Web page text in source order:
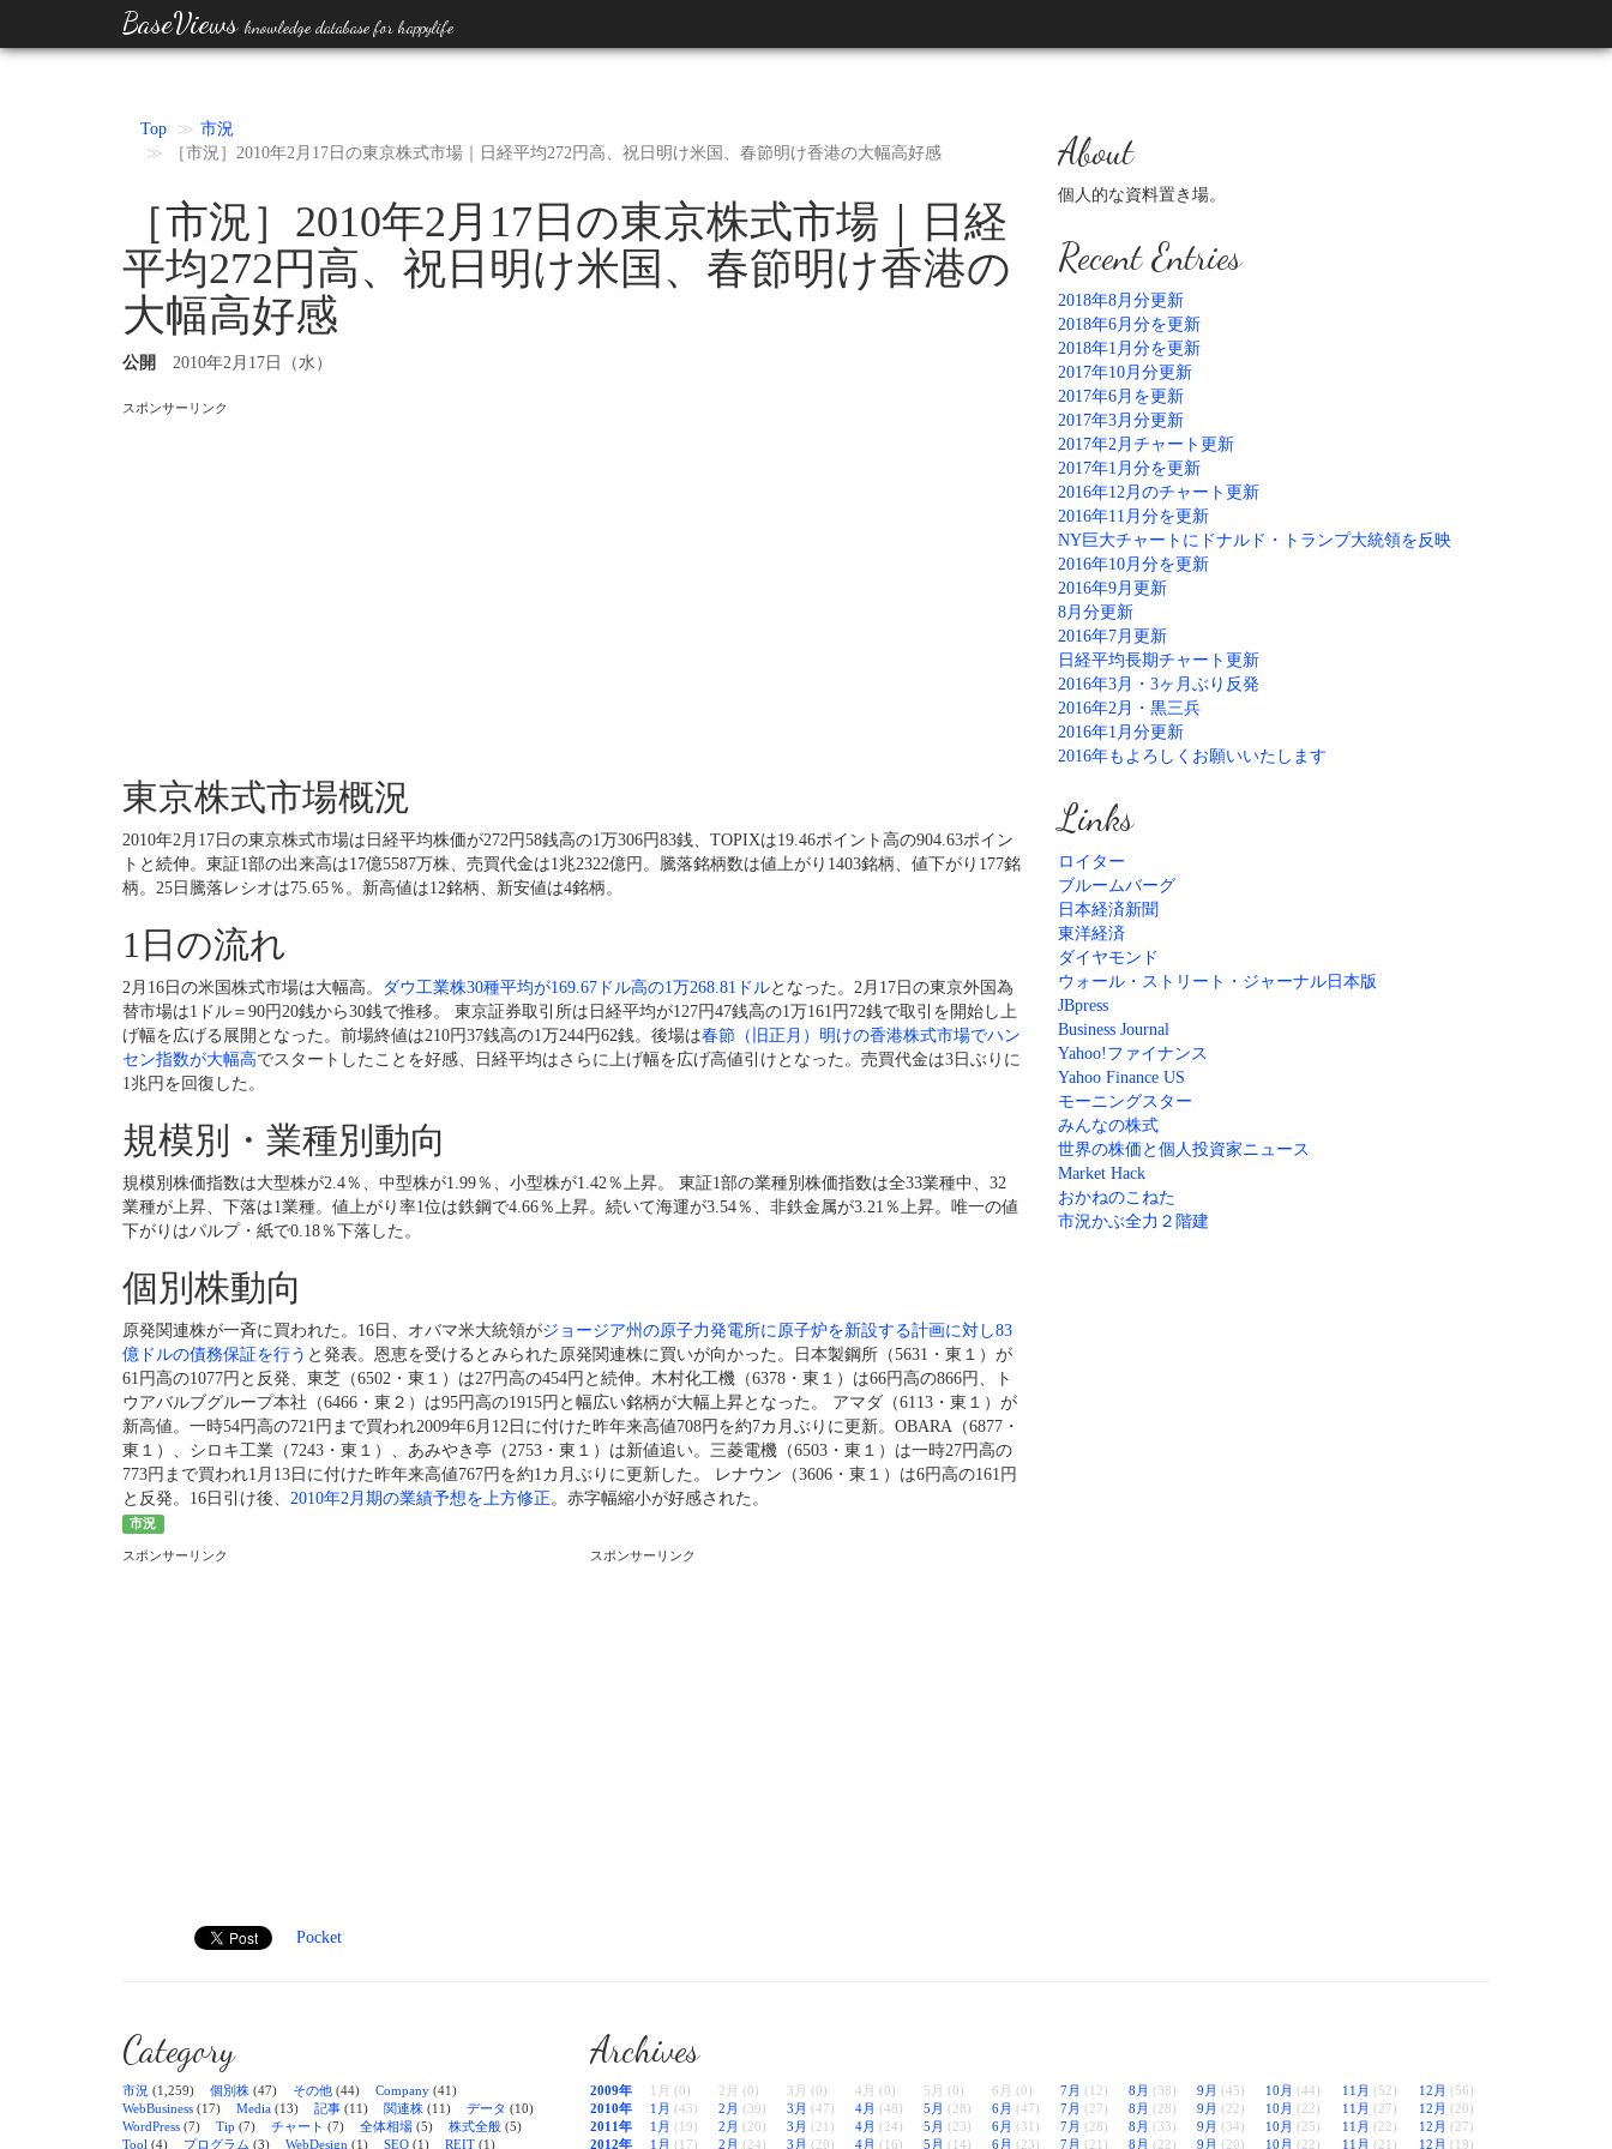
BaseViews knowledge database for happylife
Top
市況
［市況］2010年2月17日の東京株式市場｜日経平均272円高、祝日明け米国、春節明け香港の大幅高好感
［市況］2010年2月17日の東京株式市場｜日経
平均272円高、祝日明け米国、春節明け香港の
大幅高好感
公開 2010年2月17日（水）
スポンサーリンク
東京株式市場概況
2010年2月17日の東京株式市場は日経平均株価が272円58銭高の1万306円83銭、TOPIXは19.46ポイント高の904.63ポイン
トと続伸。東証1部の出来高は17億5587万株、売買代金は1兆2322億円。騰落銘柄数は値上がり1403銘柄、値下がり177銘
柄。25日騰落レシオは75.65％。新高値は12銘柄、新安値は4銘柄。
1日の流れ
2月16日の米国株式市場は大幅高。 ダウ工業株30種平均が169.67ドル高の1万268.81ドルとなった。2月17日の東京外国為
替市場は1ドル＝90円20銭から30銭で推移。 東京証券取引所は日経平均が127円47銭高の1万161円72銭で取引を開始し上
げ幅を広げる展開となった。前場終値は210円37銭高の1万244円62銭。後場は春節（旧正月）明けの香港株式市場でハン
セン指数が大幅高でスタートしたことを好感、日経平均はさらに上げ幅を広げ高値引けとなった。売買代金は3日ぶりに
1兆円を回復した。
規模別・業種別動向
規模別株価指数は大型株が2.4％、中型株が1.99％、小型株が1.42％上昇。 東証1部の業種別株価指数は全33業種中、32
業種が上昇、下落は1業種。値上がり率1位は鉄鋼で4.66％上昇。続いて海運が3.54％、非鉄金属が3.21％上昇。唯一の値
下がりはパルプ・紙で0.18％下落した。
個別株動向
原発関連株が一斉に買われた。16日、オバマ米大統領がジョージア州の原子力発電所に原子炉を新設する計画に対し83
億ドルの債務保証を行う と発表。恩恵を受けるとみられた原発関連株に買いが向かった。 日本製鋼所 （5631・東１）が
61円高の1077円と反発、 東芝 （6502・東１）は27円高の454円と続伸。 木村化工機 （6378・東１）は66円高の866円、
ト
ウアバルブグループ本社 （6466・東２）は95円高の1915円と幅広い銘柄が大幅上昇となった。 アマダ （6113・東１）が
新高値。一時54円高の721円まで買われ2009年6月12日に付けた昨年来高値708円を約7カ月ぶりに更新。 OBARA （6877・
東１）、 シロキ工業 （7243・東１）、 あみやき亭 （2753・東１）は新値追い。 三菱電機 （6503・東１）は一時27円高の
773円まで買われ1月13日に付けた昨年来高値767円を約1カ月ぶりに更新した。
レナウン （3606・東１）は6円高の161円
と反発。16日引け後、 2010年2月期の業績予想を上方修正。赤字幅縮小が好感された。
市況
スポンサーリンク スポンサーリンク
Pocket
About
個人的な資料置き場。
Recent Entries
2018年8月分更新
2018年6月分を更新
2018年1月分を更新
2017年10月分更新
2017年6月を更新
2017年3月分更新
2017年2月チャート更新
2017年1月分を更新
2016年12月のチャート更新
2016年11月分を更新
NY巨大チャートにドナルド・トランプ大統領を反映
2016年10月分を更新
2016年9月更新
8月分更新
2016年7月更新
日経平均長期チャート更新
2016年3月・3ヶ月ぶり反発
2016年2月・黒三兵
2016年1月分更新
2016年もよろしくお願いいたします
Links
ロイター
ブルームバーグ
日本経済新聞
東洋経済
ダイヤモンド
ウォール・ストリート・ジャーナル日本版
JBpress
Business Journal
Yahoo!ファイナンス
Yahoo Finance US
モーニングスター
みんなの株式
世界の株価と個人投資家ニュース
Market Hack
おかねのこねた
市況かぶ全力２階建
Category
市況 (1,259) 個別株 (47) その他 (44) Company (41)
WebBusiness (17) Media (13) 記事 (11) 関連株 (11) データ (10)
WordPress (7) Tip (7) チャート (7) 全体相場 (5) 株式全般 (5)
Tool (4) プログラム (3) WebDesign (1) SEO (1) REIT (1)
Archives
2009年 1月 (0) 2月 (0) 3月 (0) 4月 (0) 5月 (0) 6月 (0) 7月 (12) 8月 (38) 9月 (45) 10月 (44) 11月 (52) 12月 (56)
2010年
1月 (43) 2月 (39) 3月 (47) 4月 (48) 5月 (28) 6月 (47) 7月 (27) 8月 (28) 9月 (22) 10月 (22) 11月 (27) 12月 (20)
2011年
1月 (19) 2月 (20) 3月 (21) 4月 (24) 5月 (23) 6月 (31) 7月 (28) 8月 (33) 9月 (34) 10月 (25) 11月 (22) 12月 (27)
2012年
1月 (17) 2月 (24) 3月 (20) 4月 (16) 5月 (14) 6月 (23) 7月 (21) 8月 (22) 9月 (20) 10月 (22) 11月 (21) 12月 (19)